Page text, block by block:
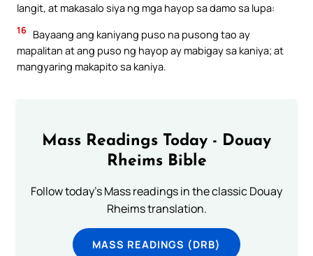
langit, at makasalo siya ng mga hayop sa damo sa lupa:
16 Bayaang ang kaniyang puso na pusong tao ay
mapalitan at ang puso ng hayop ay mabigay sa kaniya; at
mangyaring makapito sa kaniya.
Mass Readings Today - Douay
Rheims Bible
Follow today's Mass readings in the classic Douay
Rheims translation.
MASS READINGS (DRB)